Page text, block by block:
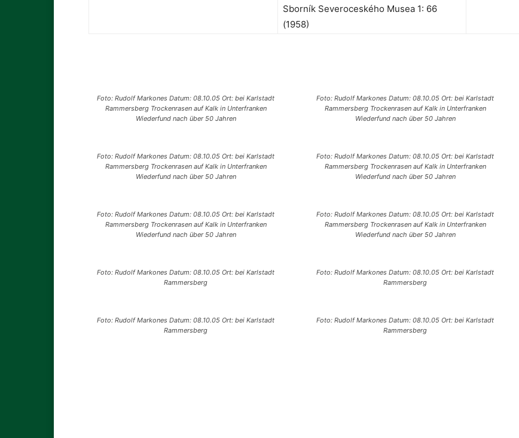
Sborník Severoceského Musea 1: 66
(1958)
Foto: Rudolf Markones Datum: 08.10.05 Ort: bei Karlstadt
Rammersberg Trockenrasen auf Kalk in Unterfranken
Wiederfund nach über 50 Jahren
Foto: Rudolf Markones Datum: 08.10.05 Ort: bei Karlstadt
Rammersberg Trockenrasen auf Kalk in Unterfranken
Wiederfund nach über 50 Jahren
Foto: Rudolf Markones Datum: 08.10.05 Ort: bei Karlstadt
Rammersberg Trockenrasen auf Kalk in Unterfranken
Wiederfund nach über 50 Jahren
Foto: Rudolf Markones Datum: 08.10.05 Ort: bei Karlstadt
Rammersberg Trockenrasen auf Kalk in Unterfranken
Wiederfund nach über 50 Jahren
Foto: Rudolf Markones Datum: 08.10.05 Ort: bei Karlstadt
Rammersberg Trockenrasen auf Kalk in Unterfranken
Wiederfund nach über 50 Jahren
Foto: Rudolf Markones Datum: 08.10.05 Ort: bei Karlstadt
Rammersberg Trockenrasen auf Kalk in Unterfranken
Wiederfund nach über 50 Jahren
Foto: Rudolf Markones Datum: 08.10.05 Ort: bei Karlstadt
Rammersberg
Foto: Rudolf Markones Datum: 08.10.05 Ort: bei Karlstadt
Rammersberg
Foto: Rudolf Markones Datum: 08.10.05 Ort: bei Karlstadt
Rammersberg
Foto: Rudolf Markones Datum: 08.10.05 Ort: bei Karlstadt
Rammersberg